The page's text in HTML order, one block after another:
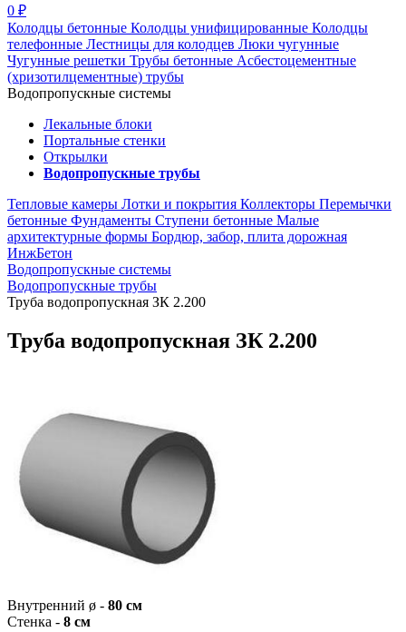
0 ₽
Колодцы бетонные Колодцы унифицированные Колодцы
телефонные Лестницы для колодцев Люки чугунные
Чугунные решетки Трубы бетонные Асбестоцементные
(хризотилцементные) трубы
Водопропускные системы
Лекальные блоки
Портальные стенки
Открылки
Водопропускные трубы
Тепловые камеры Лотки и покрытия Коллекторы Перемычки
бетонные Фундаменты Ступени бетонные Малые
архитектурные формы Бордюр, забор, плита дорожная
ИнжБетон
Водопропускные системы
Водопропускные трубы
Труба водопропускная ЗК 2.200
Труба водопропускная ЗК 2.200
Внутренний ø - 80 см
Стенка - 8 см